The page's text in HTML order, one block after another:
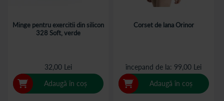
Minge pentru exercitii din silicon
328 Soft, verde
32,00 Lei
Adaugă în coș
Corset de lana Orinor
începand de la 99,00 Lei
Adaugă în coș